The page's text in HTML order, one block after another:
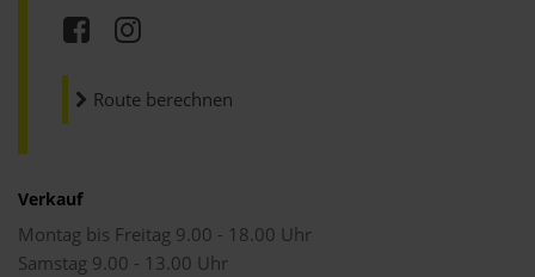
Route berechnen
Verkauf
Montag bis Freitag 9.00 - 18.00 Uhr
Samstag 9.00 - 13.00 Uhr